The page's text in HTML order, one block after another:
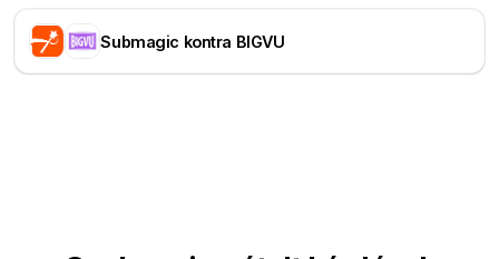
Submagic kontra BIGVU